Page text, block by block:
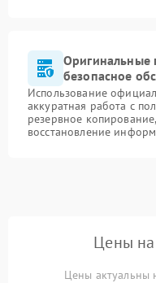
Оригинальные
безопасное
Использование
аккуратная работа с
резервное
восстановление
Цены на
Цены актуальны